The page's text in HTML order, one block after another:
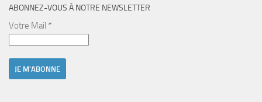
ABONNEZ-VOUS À NOTRE NEWSLETTER
Votre Mail *